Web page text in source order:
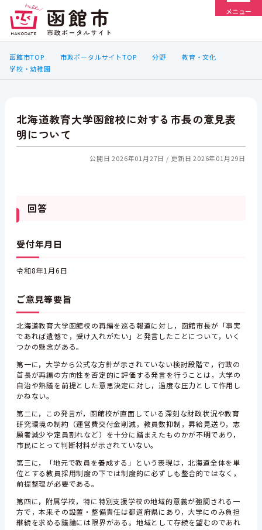
メニュー
函館市TOP 市政ポータルサイトTOP 分野
教育・文化
学校・幼稚園
北海道教育大学函館校に対する市長の意見表
明について
公開日 2026年01月27日 更新日 2026年01月29日
回答
受付年月日
令和8年1月6日
ご意見等要旨
北海道教育大学函館校の再編を巡る報道に対し，函館市長が「事実
であれば遺憾で，受け入れがたい」と発言したことについて，いく
つかの懸念がある。
第一に，大学から公式な方針が示されていない検討段階で，行政の
首長が再編の方向性を否定的に評価する発言を行うことは，大学の
自治や熟議を前提とした意思決定に対し，過度な圧力として作用し
かねない。
第二に，この発言が，函館校が直面している深刻な財政状況や教育
研究環境の制約（運営費交付金削減，教員数抑制，昇給見送り，志
願者減少や定員割れなど）を十分に踏まえたものかが不明であり，
市民にとって判断材料が示されていない。
第三に，「地元で教員を養成する」という表現は，北海道全体を単
位とする教員採用制度の下では制度的に必ずしも整合的ではなく，
前提整理が必要である。
第四に，附属学校，特に特別支援学校の地域的意義が強調される一
方で，本来その設置・整備責任は都道府県にあり，大学にのみ負担
継続を求める議論には限界がある。地域として存続を望むのであれ